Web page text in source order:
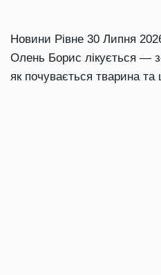
Новини Рівне 30 Липня
Олень Борис лікується —
як почувається тварина та